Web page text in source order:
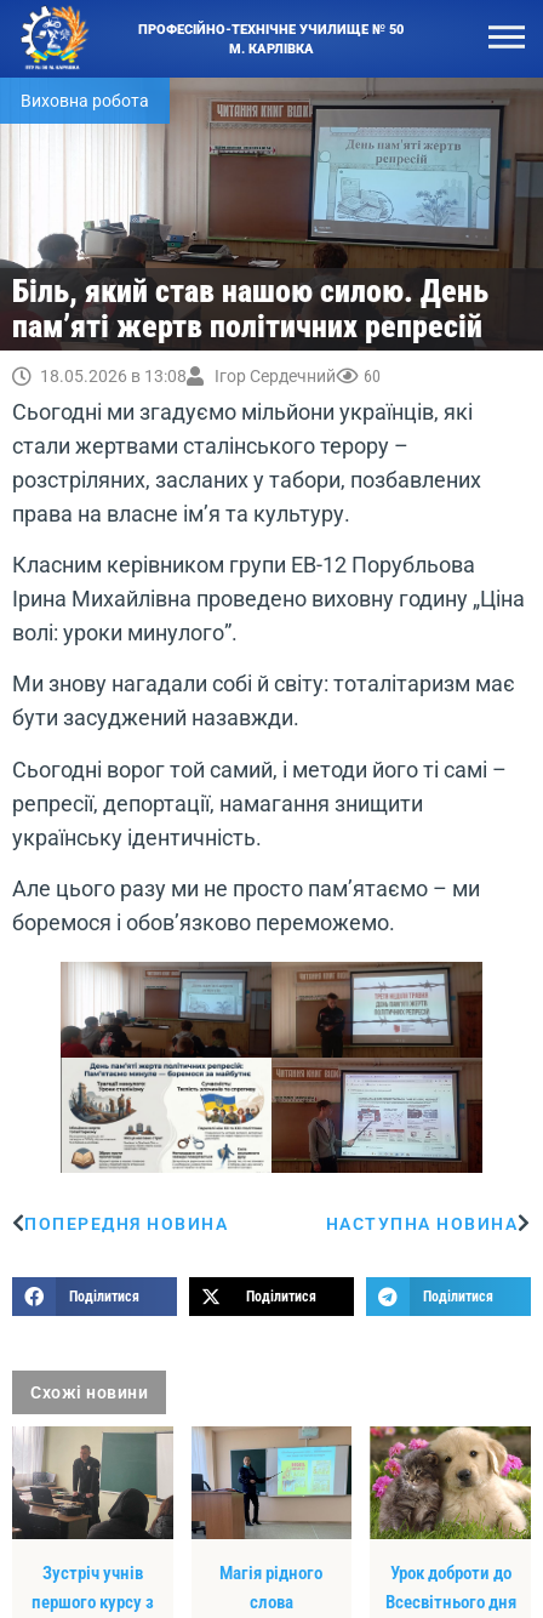
ПРОФЕСІЙНО-ТЕХНІЧНЕ УЧИЛИЩЕ № 50
М. КАРЛІВКА
Виховна робота
Біль, який став нашою силою. День
пам’яті жертв політичних репресій
18.05.2026 в 13:08 Ігор Сердечний 60
Сьогодні ми згадуємо мільйони українців, які
стали жертвами сталінського терору –
розстріляних, засланих у табори, позбавлених
права на власне ім’я та культуру.
Класним керівником групи ЕВ-12 Порубльова
Ірина Михайлівна проведено виховну годину „Ціна
волі: уроки минулого”.
Ми знову нагадали собі й світу: тоталітаризм має
бути засуджений назавжди.
Сьогодні ворог той самий, і методи його ті самі –
репресії, депортації, намагання знищити
українську ідентичність.
Але цього разу ми не просто пам’ятаємо – ми
боремося і обов’язково переможемо.
ПОПЕРЕДНЯ НОВИНА НАСТУПНА НОВИНА
Поділитися Поділитися Поділитися
Схожі новини
Зустріч учнів
першого курсу з
Магія рідного
слова
Урок доброти до
Всесвітнього дня